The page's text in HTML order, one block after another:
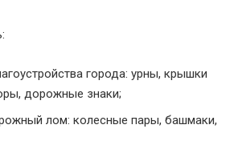
города: урны, крышки
дорожные знаки;
лом: колесные пары, башмаки,